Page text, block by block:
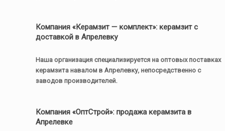
Компания «Керамзит — комплект»: керамзит с
доставкой в Апрелевку
Наша организация специализируется на оптовых поставках
керамзита навалом в Апрелевку, непосредственно с
заводов производителей.
Компания «ОптСтрой»: продажа керамзита в
Апрелевке